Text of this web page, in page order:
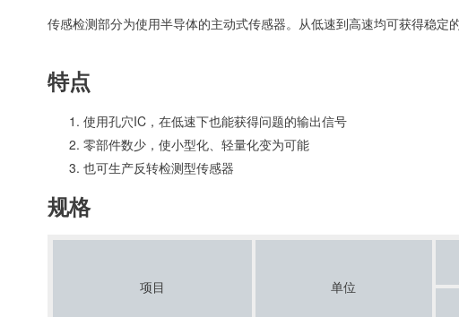
传感检测部分为使用半导体的主动式传感器。从低速到高速均可获得稳定的
特点
使用孔穴IC，在低速下也能获得问题的输出信号
零部件数少，使小型化、轻量化变为可能
也可生产反转检测型传感器
规格
项目 单位